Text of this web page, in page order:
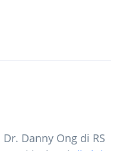
Danny Ong di RS